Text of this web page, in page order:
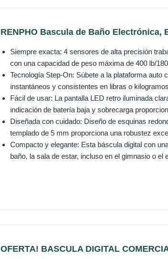
RENPHO Bascula de Baño
Siempre exacta: 4 sensores de alta precisión
con una capacidad de peso máxima de 400 lb/
Tecnología Step-On: Súbete a la plataforma auto
instantáneos y consistentes en libras o
Fácil de usar: La pantalla LED retro iluminada
indicación de batería baja y sobrecarga
Diseñada con cuidado: Diseño de esquinas
templado de 5 mm proporciona una robustez
Compacto y elegante: Esta báscula digital con
baño, la sala de estar, incluso en el gimnasio o el
OFERTA! BASCULA DIGITAL